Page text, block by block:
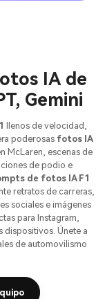
IA de
Gemini
llenos de velocidad,
poderosas fotos IA
McLaren, escenas de
de podio e
de fotos IA F1
retratos de carreras,
sociales e imágenes
para Instagram,
dispositivos. Únete a
de automovilismo